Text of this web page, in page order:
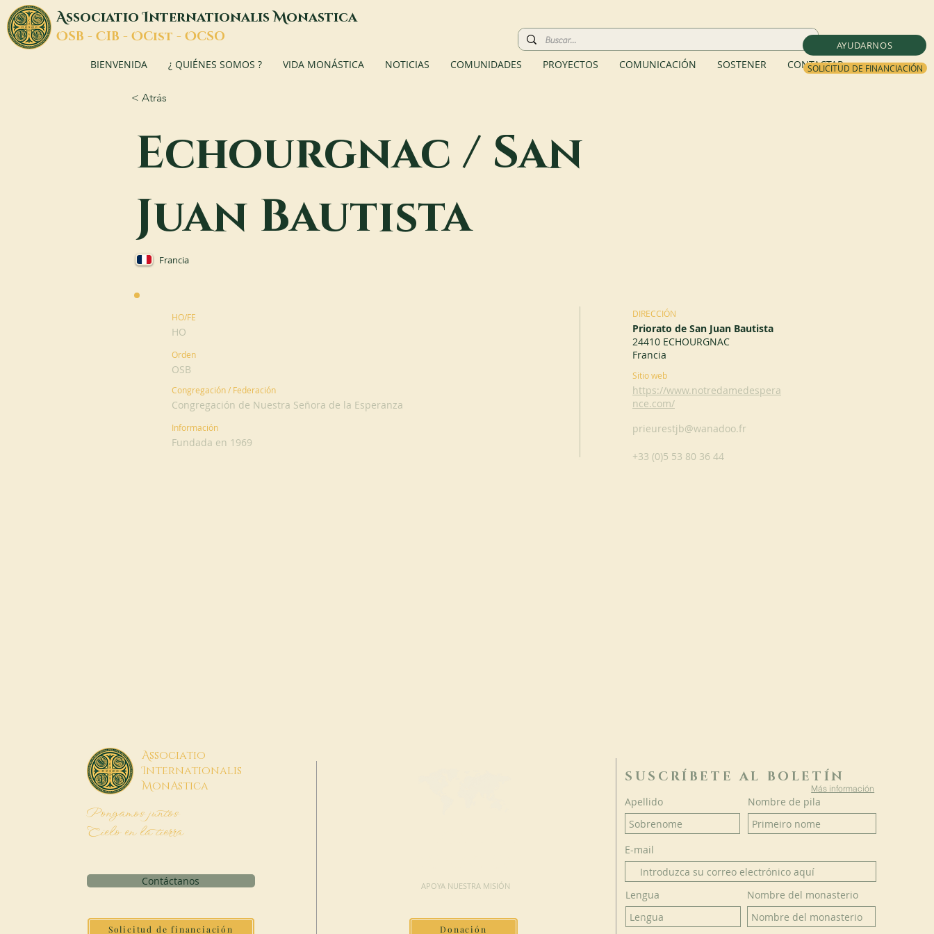
AYUDARNOS
SOLICITUD DE FINANCIACIÓN
AssociatioInternationalisMonastica
OSB - CIB - OCist - OCSO
BIENVENIDA ¿ QUIÉNES SOMOS ? VIDA MONÁSTICA NOTICIAS COMUNIDADES PROYECTOS COMUNICACIÓN SOSTENER CONTACTAR
< Atrás
Echourgnac / San
Juan Bautista
Francia
HO/FE
HO
Orden
OSB
Congregación / Federación
Congregación de Nuestra Señora de la Esperanza
Información
Fundada en 1969
DIRECCIÓN
Priorato de San Juan Bautista
24410 ECHOURGNAC
Francia
Sitio web
https://www.notredamedespera
nce.com/
prieurestjb@wanadoo.fr
+33 (0)5 53 80 36 44
Associatio
Internationalis
MonAstica
Pongamos juntos
Cielo en la tierra
Contáctanos
Solicitud de financiación
APOYA NUESTRA MISIÓN
Donación
SUSCRÍBETE AL BOLETÍN
Más información
Apellido Nombre de pila
E-mail
Lengua Nombre del monasterio